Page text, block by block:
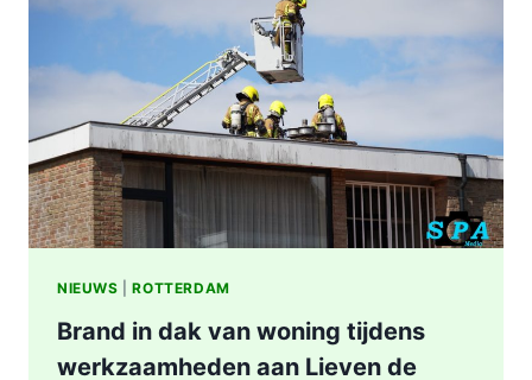
SENIORENFLAT
WATERTORENWEG
IN
ROTTERDAM
NIEUWS |ROTTERDAM
Brand in dak van woning tijdens
werkzaamheden aan Lieven de